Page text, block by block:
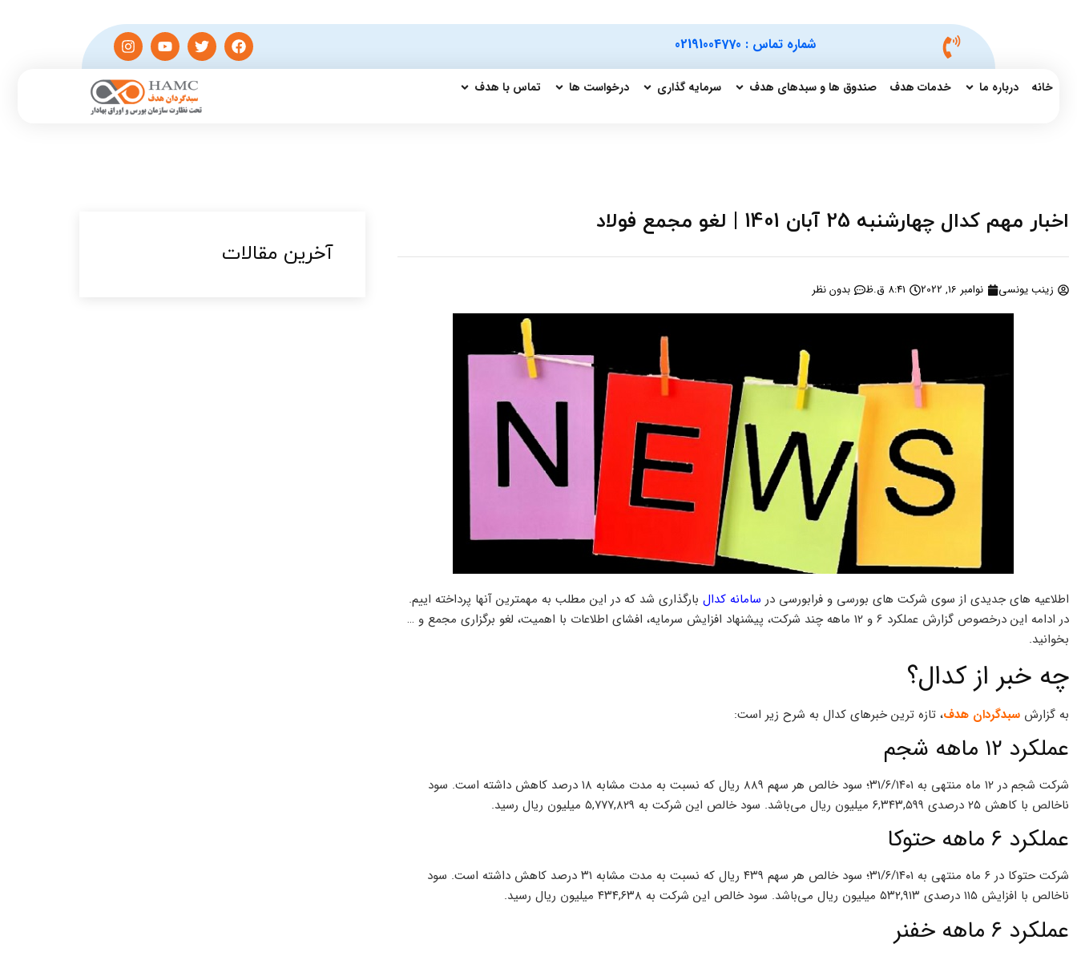
شماره تماس : 02191004770
خانه درباره ما خدمات هدف صندوق ها و سبدهای هدف سرمایه گذاری درخواست ها تماس با هدف
اخبار مهم کدال چهارشنبه 25 آبان 1401 | لغو مجمع فولاد
زینب یونسی نوامبر 16, 2022 8:41 ق.ظ بدون نظر
اطلاعیه های جدیدی از سوی شرکت های بورسی و فرابورسی در سامانه کدال بارگذاری شد که در این مطلب به مهمترین آنها پرداخته اییم.
در ادامه این درخصوص گزارش عملکرد 6 و 12 ماهه چند شرکت، پیشنهاد افزایش سرمایه، افشای اطلاعات با اهمیت، لغو برگزاری مجمع و …
بخوانید.
چه خبر از کدال؟
به گزارش سبدگردان هدف، تازه ترین خبرهای کدال به شرح زیر است:
عملکرد ۱۲ ماهه شجم
شرکت شجم در ۱۲ ماه منتهی به ۳۱/۶/۱۴۰۱؛ سود خالص هر سهم ۸۸۹ ریال که نسبت به مدت مشابه ۱۸ درصد کاهش داشته است. سود
ناخالص با کاهش ۲۵ درصدی ۶,۳۴۳,۵۹۹ میلیون ریال می‌باشد. سود خالص این شرکت به ۵,۷۷۷,۸۲۹ میلیون ریال رسید.
عملکرد ۶ ماهه حتوکا
شرکت حتوکا در ۶ ماه منتهی به ۳۱/۶/۱۴۰۱؛ سود خالص هر سهم ۴۳۹ ریال که نسبت به مدت مشابه ۳۱ درصد کاهش داشته است. سود
ناخالص با افزایش ۱۱۵ درصدی ۵۳۲,۹۱۳ میلیون ریال می‌باشد. سود خالص این شرکت به ۴۳۴,۶۳۸ میلیون ریال رسید.
عملکرد ۶ ماهه خفنر
آخرین مقالات​